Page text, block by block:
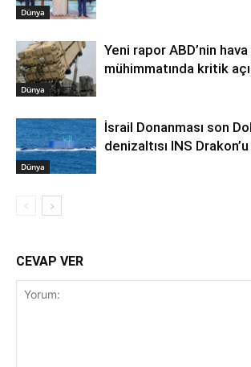
Dünya
Dünya
Yeni rapor ABD’nin
mühimmatında kritik
Dünya
İsrail Donanması son
denizaltısı INS
CEVAP VER